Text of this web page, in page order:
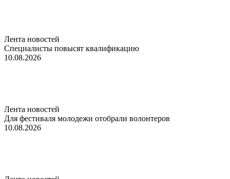
Лента новостей
Специалисты повысят квалификацию
10.08.2026
Лента новостей
Для фестиваля молодежи отобрали волонтеров
10.08.2026